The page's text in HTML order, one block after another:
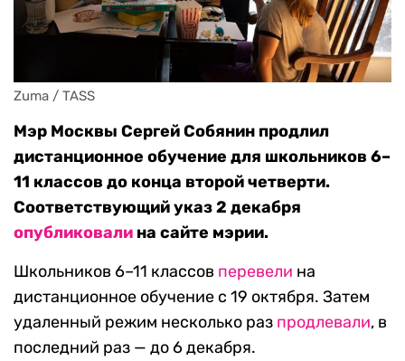
Zuma / TASS
Мэр Москвы Сергей Собянин продлил
дистанционное обучение для школьников 6–
11 классов до конца второй четверти.
Соответствующий указ 2 декабря
опубликовали на сайте мэрии.
Школьников 6–11 классов перевели на
дистанционное обучение с 19 октября. Затем
удаленный режим несколько раз продлевали, в
последний раз — до 6 декабря.